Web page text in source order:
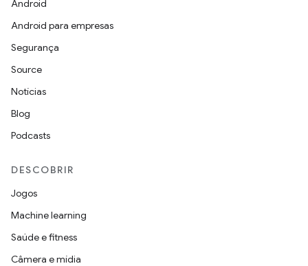
Android
Android para empresas
Segurança
Source
Notícias
Blog
Podcasts
DESCOBRIR
Jogos
Machine learning
Saúde e fitness
Câmera e mídia